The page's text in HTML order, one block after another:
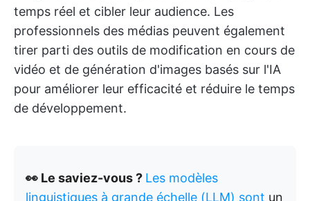
temps réel et cibler leur audience. Les
professionnels des médias peuvent également
tirer parti des outils de modification en cours de
vidéo et de génération d'images basés sur l'IA
pour améliorer leur efficacité et réduire le temps
de développement.
👀 Le saviez-vous ? Les modèles
linguistiques à grande échelle (LLM) sont un